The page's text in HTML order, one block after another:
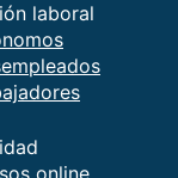
laboral
online